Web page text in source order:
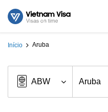
Início Aruba